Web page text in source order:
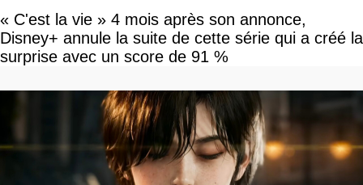
« C'est la vie » 4 mois après son annonce,
Disney+ annule la suite de cette série qui a créé la
surprise avec un score de 91 %